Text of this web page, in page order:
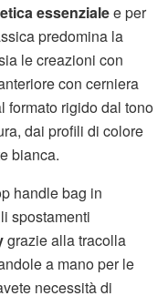
essenzialee per
predomina la
le creazioni con
con cerniera
formato rigido dal tono
dai profili di colore
bianca.
handle bag in
spostamenti
grazie alla tracolla
a mano per le
necessità di